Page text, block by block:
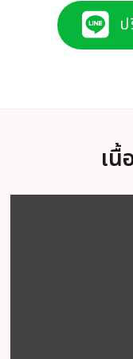
เนื้